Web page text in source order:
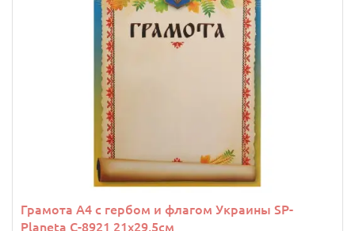
Грамота A4 с гербом и флагом Украины SP-
Planeta C-8921 21х29,5см